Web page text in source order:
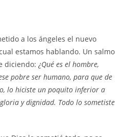
a los ángeles el nuevo
estamos hablando. Un salmo
diciendo:¿Qué es el hombre,
pobre ser humano, para que de
lo hiciste un poquito inferior a
y dignidad. Todo lo sometiste